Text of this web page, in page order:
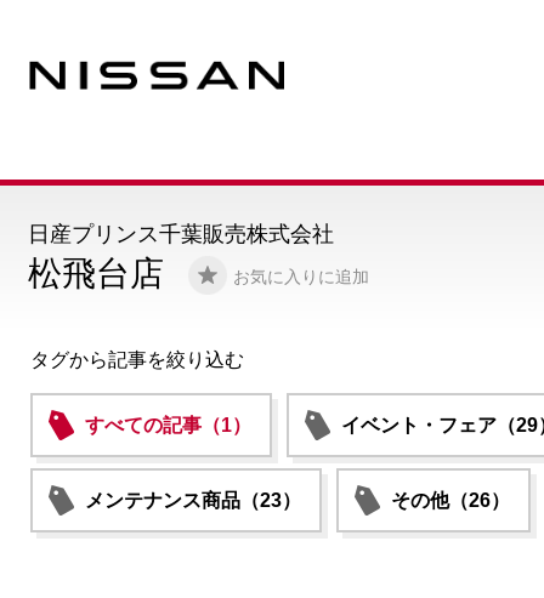
松飛台店 お気に入りに追加
日産プリンス千葉販売株式会社
タグから記事を絞り込む
すべての記事（1） イベント・フェア（29
メンテナンス商品（23） その他（26）